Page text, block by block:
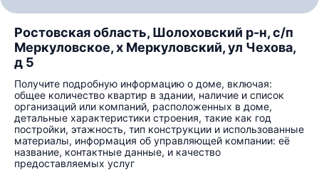
Ростовская область, Шолоховский р-н, с/п
Меркуловское, х Меркуловский, ул Чехова,
д 5
Получите подробную информацию о доме, включая:
общее количество квартир в здании, наличие и список
организаций или компаний, расположенных в доме,
детальные характеристики строения, такие как год
постройки, этажность, тип конструкции и использованные
материалы, информация об управляющей компании: её
название, контактные данные, и качество
предоставляемых услуг